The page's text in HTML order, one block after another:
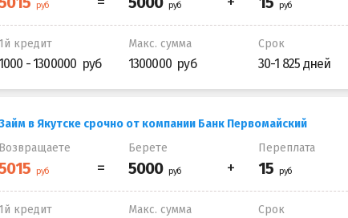
1й кредит
1000 - 1300000
Макс. сумма
1300000
Срок
30-1 825 дней
в Якутске срочно от компании Банк Первомайский
Возвращаете
Берете Переплата
1й кредит Макс. сумма Срок